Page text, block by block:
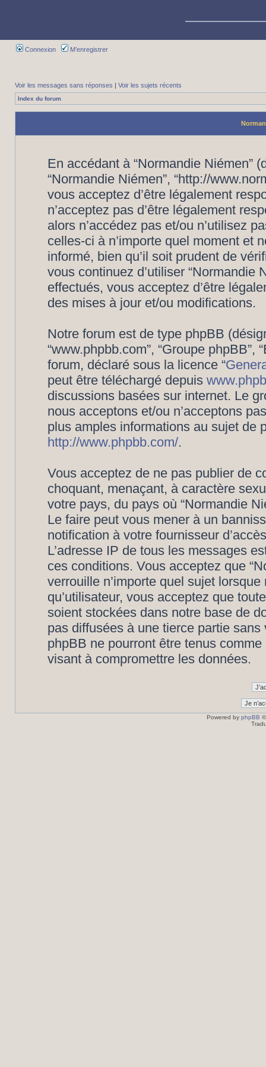
Connexion M’enregistrer
Voir les messages sans réponses | Voir les sujets récents
Index du forum
En accédant à “Normandie Niémen”
“Normandie Niémen”, “http://
vous acceptez d’être légalement
n’acceptez pas d’être légalement
alors n’accédez pas et/ou n’utilisez
celles-ci à n’importe quel moment et
informé, bien qu’il soit prudent de
vous continuez d’utiliser “Normandie
effectués, vous acceptez d’être
des mises à jour et/ou modifications.
Notre forum est de type phpBB
“www.phpbb.com”, “Groupe
forum, déclaré sous la licence “
peut être téléchargé depuis
discussions basées sur internet. Le
nous acceptons et/ou n’acceptons
plus amples informations au sujet de
http://www.phpbb.com/.
Vous acceptez de ne pas publier de
choquant, menaçant, à caractère
votre pays, du pays où “Normandie
Le faire peut vous mener à un
notification à votre fournisseur
L’adresse IP de tous les messages
ces conditions. Vous acceptez que
verrouille n’importe quel sujet
qu’utilisateur, vous acceptez que
soient stockées dans notre base de
pas diffusées à une tierce partie
phpBB ne pourront être tenus
visant à compromettre les données.
Powered by phpBB